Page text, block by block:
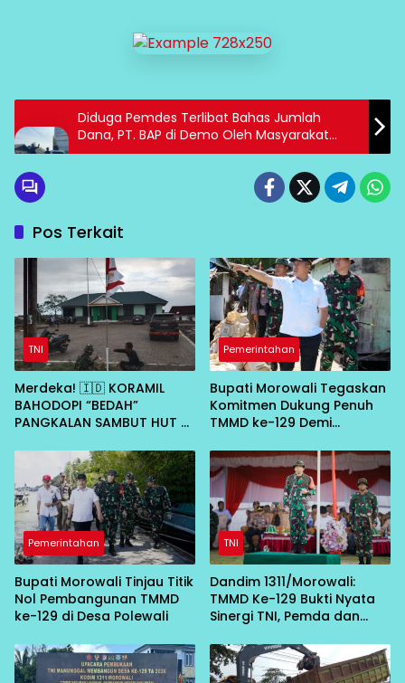
Diduga Pemdes Terlibat Bahas Jumlah
Dana, PT. BAP di Demo Oleh Masyarakat
Pungkoilu Bersatu
Pos Terkait
TNI
Merdeka! 🇮🇩 KORAMIL
BAHODOPI “BEDAH”
PANGKALAN SAMBUT HUT RI
Pemerintahan
Bupati Morowali Tegaskan
Komitmen Dukung Penuh
TMMD ke-129 Demi
Desa
Pemerintahan
Bupati Morowali Tinjau Titik
Nol Pembangunan TMMD
ke-129 di Desa Polewali
TNI
Dandim 1311/Morowali:
TMMD Ke-129 Bukti Nyata
Sinergi TNI, Pemda dan
dari Desa